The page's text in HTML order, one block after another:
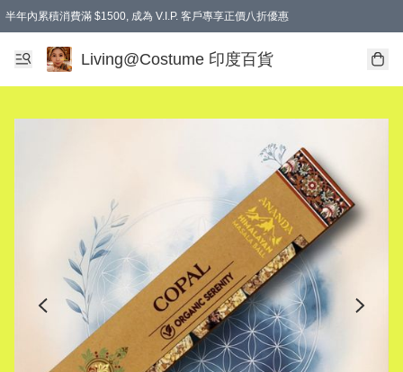
半年內累積消費滿 $1500, 成為 V.I.P. 客戶專享正價八折優惠
滿$600免本地運費
Living@Costume 印度百貨